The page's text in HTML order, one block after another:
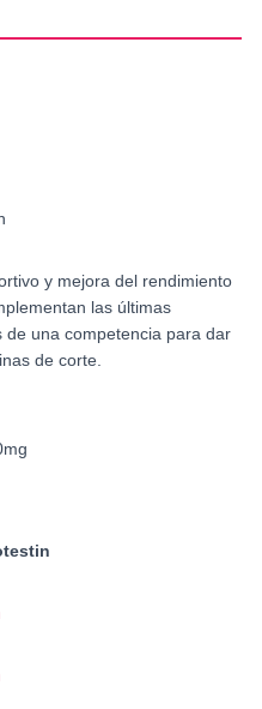
y mejora del rendimiento
las últimas
una competencia para dar
de corte.